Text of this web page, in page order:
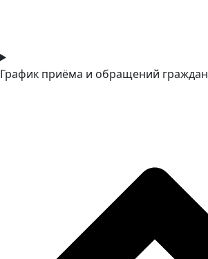
График приёма и обращений граждан